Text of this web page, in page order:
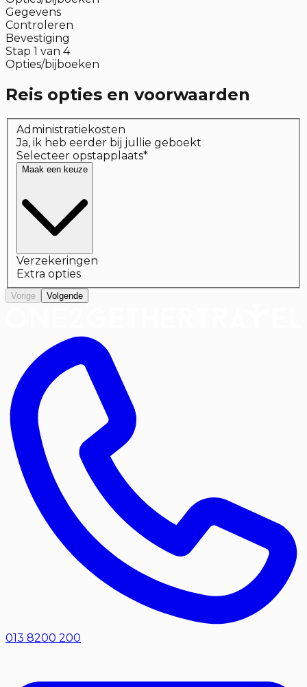
Gegevens
Controleren
Bevestiging
Stap 1 van 4
Opties/bijboeken
Reis opties en voorwaarden
Administratiekosten
Ja, ik heb eerder bij jullie geboekt
Selecteer opstapplaats*
Maak een keuze
Verzekeringen
Extra opties
Vorige Volgende
013 8200 200